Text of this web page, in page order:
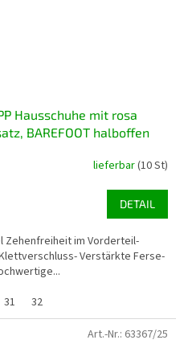
Hausschuhe mit rosa
BAREFOOT halboffen
lieferbar(10 St)
DETAIL
Zehenfreiheit im Vorderteil-
Verstärkte Ferse-
31 32
Art.-Nr.: 63367/25